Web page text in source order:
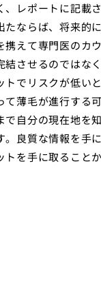
レポートに記載
ならば、将来的
携えて専門医のカ
させるのではな
トでリスクが低い
薄毛が進行する
自分の現在地を
良質な情報を手
を手に取ること